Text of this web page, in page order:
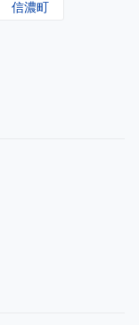
信濃町